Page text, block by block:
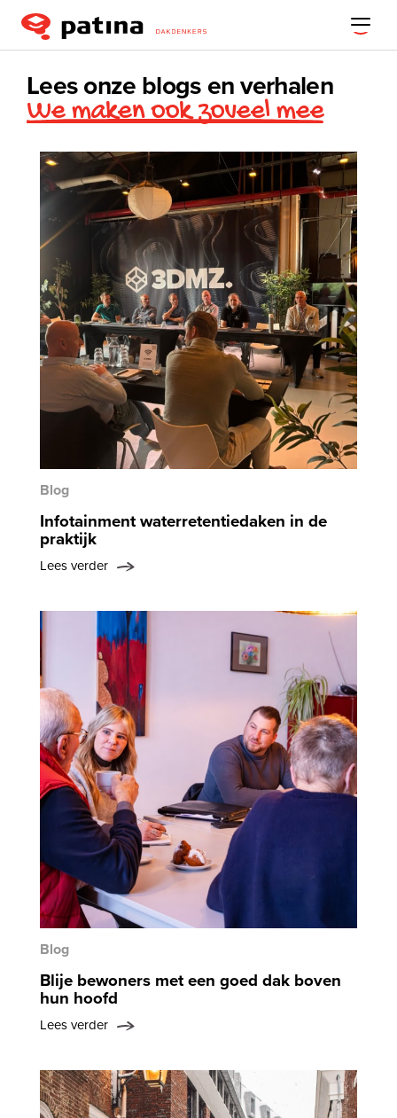
Lees onze blogs en verhalen
We maken ook zoveel mee
Blog
Infotainment waterretentiedaken in de
praktijk
Lees verder
Blog
Blije bewoners met een goed dak boven
hun hoofd
Lees verder